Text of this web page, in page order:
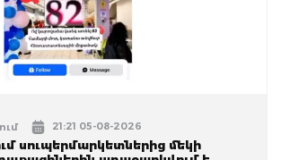
21:21 05-08-2026
սուպերմարկետներից մեկի